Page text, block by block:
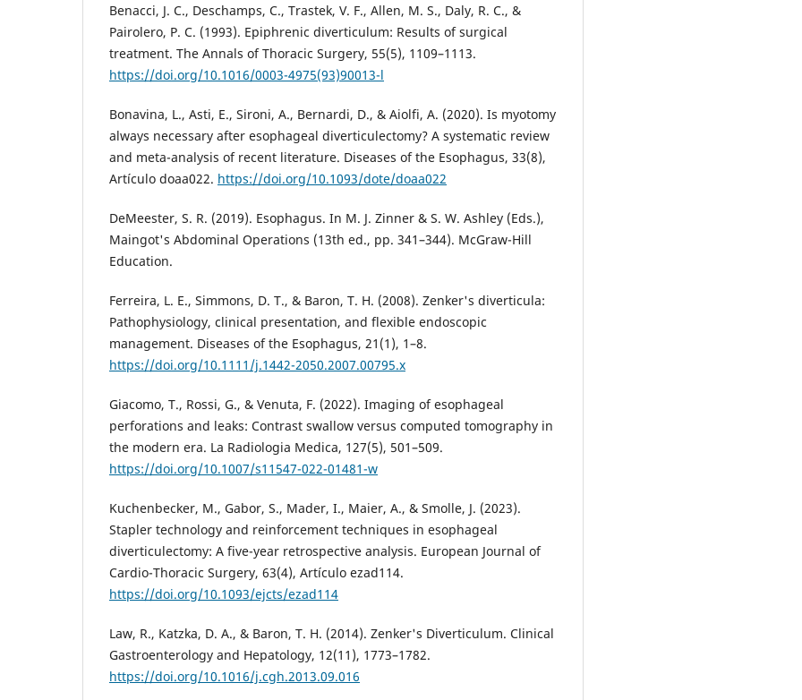
Benacci, J. C., Deschamps, C., Trastek, V. F., Allen, M. S., Daly, R. C., &
Pairolero, P. C. (1993). Epiphrenic diverticulum: Results of surgical
treatment. The Annals of Thoracic Surgery, 55(5), 1109–1113.
https://doi.org/10.1016/0003-4975(93)90013-l
Bonavina, L., Asti, E., Sironi, A., Bernardi, D., & Aiolfi, A. (2020). Is myotomy
always necessary after esophageal diverticulectomy? A systematic review
and meta-analysis of recent literature. Diseases of the Esophagus, 33(8),
Artículo doaa022. https://doi.org/10.1093/dote/doaa022
DeMeester, S. R. (2019). Esophagus. In M. J. Zinner & S. W. Ashley (Eds.),
Maingot's Abdominal Operations (13th ed., pp. 341–344). McGraw-Hill
Education.
Ferreira, L. E., Simmons, D. T., & Baron, T. H. (2008). Zenker's diverticula:
Pathophysiology, clinical presentation, and flexible endoscopic
management. Diseases of the Esophagus, 21(1), 1–8.
https://doi.org/10.1111/j.1442-2050.2007.00795.x
Giacomo, T., Rossi, G., & Venuta, F. (2022). Imaging of esophageal
perforations and leaks: Contrast swallow versus computed tomography in
the modern era. La Radiologia Medica, 127(5), 501–509.
https://doi.org/10.1007/s11547-022-01481-w
Kuchenbecker, M., Gabor, S., Mader, I., Maier, A., & Smolle, J. (2023).
Stapler technology and reinforcement techniques in esophageal
diverticulectomy: A five-year retrospective analysis. European Journal of
Cardio-Thoracic Surgery, 63(4), Artículo ezad114.
https://doi.org/10.1093/ejcts/ezad114
Law, R., Katzka, D. A., & Baron, T. H. (2014). Zenker's Diverticulum. Clinical
Gastroenterology and Hepatology, 12(11), 1773–1782.
https://doi.org/10.1016/j.cgh.2013.09.016